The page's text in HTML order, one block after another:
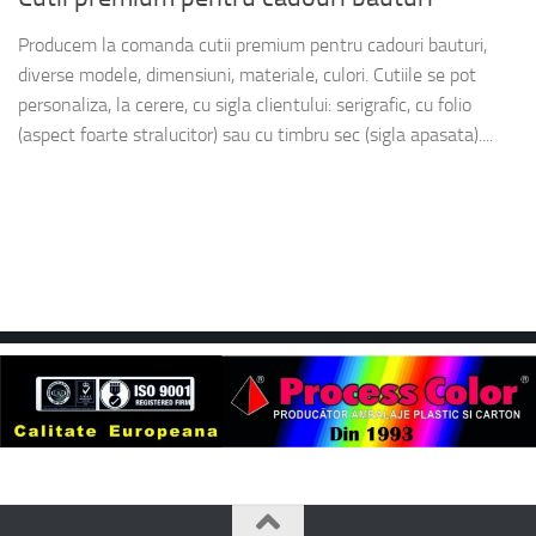
Producem la comanda cutii premium pentru cadouri bauturi,
diverse modele, dimensiuni, materiale, culori. Cutiile se pot
personaliza, la cerere, cu sigla clientului: serigrafic, cu folio
(aspect foarte stralucitor) sau cu timbru sec (sigla apasata)....